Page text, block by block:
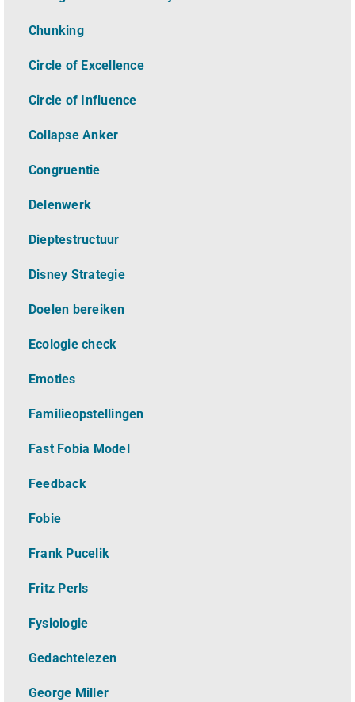
Chunking
Circle of Excellence
Circle of Influence
Collapse Anker
Congruentie
Delenwerk
Dieptestructuur
Disney Strategie
Doelen bereiken
Ecologie check
Emoties
Familieopstellingen
Fast Fobia Model
Feedback
Fobie
Frank Pucelik
Fritz Perls
Fysiologie
Gedachtelezen
George Miller